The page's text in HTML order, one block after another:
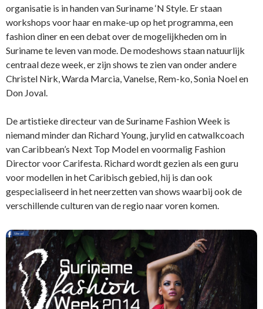
organisatie is in handen van Suriname ‘N Style. Er staan
workshops voor haar en make-up op het programma, een
fashion diner en een debat over de mogelijkheden om in
Suriname te leven van mode. De modeshows staan natuurlijk
centraal deze week, er zijn shows te zien van onder andere
Christel Nirk, Warda Marcia, Vanelse, Rem-ko, Sonia Noel en
Don Joval.
De artistieke directeur van de Suriname Fashion Week is
niemand minder dan Richard Young, jurylid en catwalkcoach
van Caribbean’s Next Top Model en voormalig Fashion
Director voor Carifesta. Richard wordt gezien als een guru
voor modellen in het Caribisch gebied, hij is dan ook
gespecialiseerd in het neerzetten van shows waarbij ook de
verschillende culturen van de regio naar voren komen.